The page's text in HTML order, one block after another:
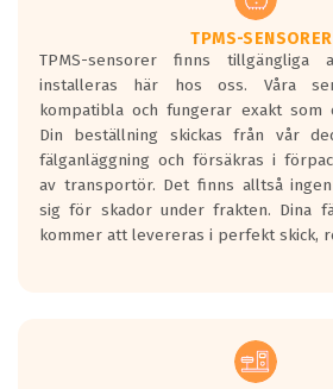
Ett däck med två svarta vågor är redan
godkända för år 2016 nya regelverk.
Ett däck med en svart våg kommer
minst tre decibel tystare än det
regelverk som börjar gälla 2016.
TPMS-SENSORER
TPMS-sensorer finns
installeras här hos oss. Våra
kompatibla och fungerar exakt som
Din beställning skickas från vår
fälganläggning och försäkras i
av transportör. Det finns alltså
sig för skador under frakten. Dina
kommer att levereras i perfekt skick,